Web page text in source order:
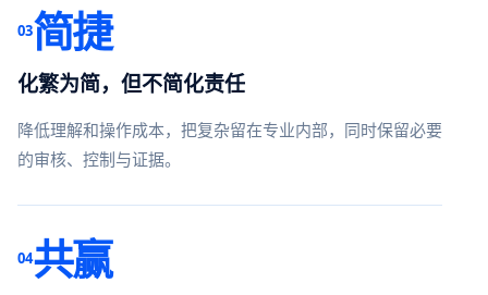
03简捷
化繁为简，但不简化责任
降低理解和操作成本，把复杂留在专业内部，同时保留必要
的审核、控制与证据。
04共赢